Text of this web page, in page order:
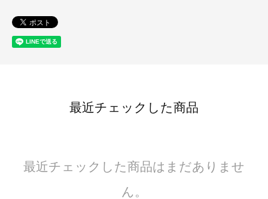
最近チェックした商品
最近チェックした商品はまだありませ
ん。